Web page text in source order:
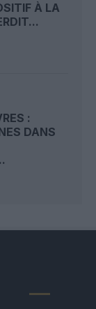
À LA
:
DANS